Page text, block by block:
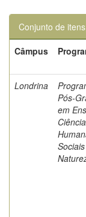
Conjunto de
Câmpus
Londrina
Pós-
em